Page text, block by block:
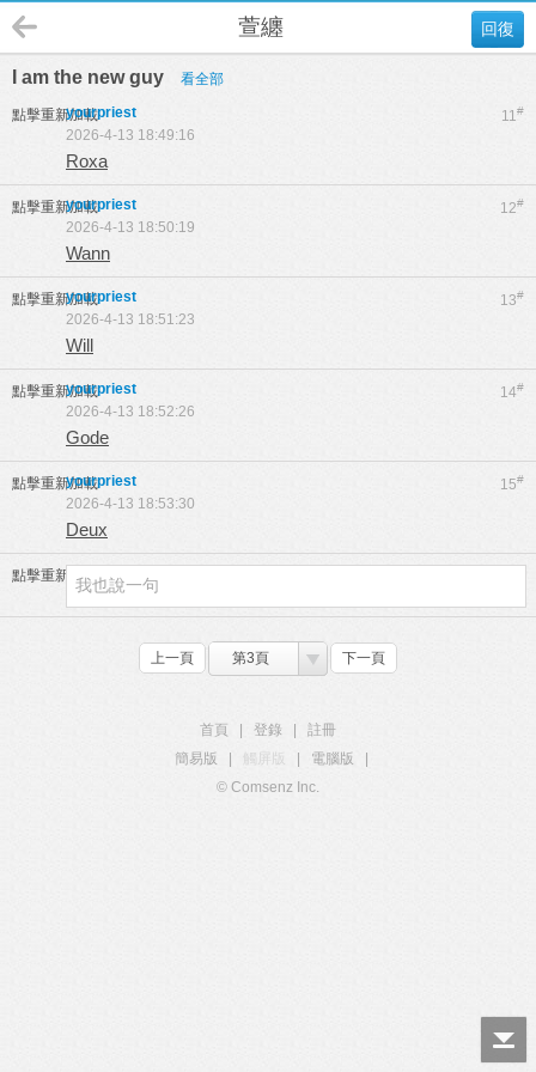
回復
萱纏
I am the new guy 看全部
點擊重新加載 11#
yourpriest
2026-4-13 18:49:16
Roxa
點擊重新加載 12#
yourpriest
2026-4-13 18:50:19
Wann
點擊重新加載 13#
yourpriest
2026-4-13 18:51:23
Will
點擊重新加載 14#
yourpriest
2026-4-13 18:52:26
Gode
點擊重新加載 15#
yourpriest
2026-4-13 18:53:30
Deux
點擊重新加載
上一頁 第3頁 下一頁
首頁 登錄
註冊
簡易版
觸屏版 電腦版
© Comsenz Inc.